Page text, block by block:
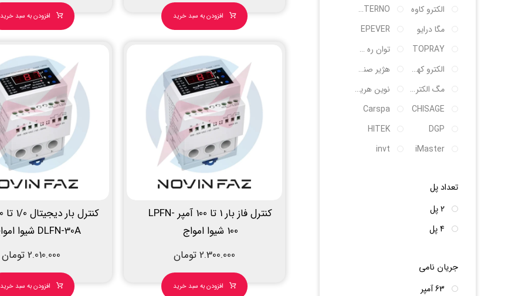
افزودن به سبد خرید افزودن به سبد خرید
کنترل فاز بار 1 تا 100 آمپر LPFN-
100 شیوا امواج
2.300.000تومان
افزودن به سبد خرید
DLFN-30A شیوا امواج
2.010.000 تومان
افزودن به سبد خرید
الکترو کاوه
SANTERNO
مگا درایو
EPEVER
TOPRAY
توان ره صنعت
الکترو کهربای شکوه
هژیر صنعت
مگ الکتریک
نوین هریس پویا
CHISAGE
Carspa
DGP
HITEK
iMaster
invt
تعداد پل
2 پل
4 پل
جریان نامی
63 آمپر